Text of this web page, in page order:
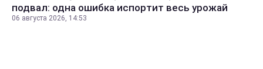
подвал: одна ошибка испортит весь урожай
06 августа 2026, 14:53